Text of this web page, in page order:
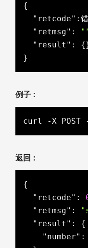
{
"retcode" :
"retmsg" :
"result" :
}
例子：
curl -X
返回：
{
"retcode" :
"retmsg" :
"result" : {
"number" :